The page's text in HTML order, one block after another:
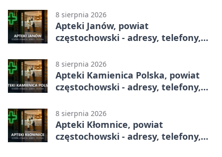
8 sierpnia 2026
Apteki Janów, powiat
częstochowski - adresy, telefony,
8 sierpnia 2026
Apteki Kamienica Polska, powiat
częstochowski - adresy, telefony,
8 sierpnia 2026
Apteki Kłomnice, powiat
częstochowski - adresy, telefony,